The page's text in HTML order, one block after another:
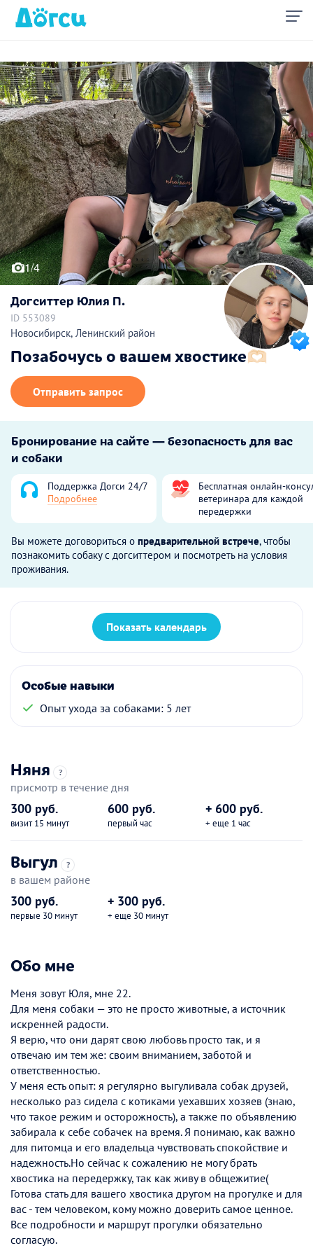
1/4
Догситтер Юлия П.
ID 553089
Новосибирск, Ленинский район
Позабочусь о вашем хвостике🫶🏻
Отправить запрос
Бронирование на сайте — безопасность для вас
и собаки
Поддержка Догси 24/7
Подробнее
Бесплатная онлайн-
ветеринара для каждой
передержки
Вы можете договориться о предварительной встрече, чтобы
познакомить собаку с догситтером и посмотреть на условия
проживания.
Показать календарь
Особые навыки
Опыт ухода за собаками: 5 лет
Няня ?
присмотр в течение дня
300 руб.
визит 15 минут
600 руб.
первый час
+ 600 руб.
+ еще 1 час
Выгул ?
в вашем районе
300 руб.
первые 30 минут
+ 300 руб.
+ еще 30 минут
Обо мне
Меня зовут Юля, мне 22.
Для меня собаки — это не просто животные, а источник
искренней радости.
Я верю, что они дарят свою любовь просто так, и я
отвечаю им тем же: своим вниманием, заботой и
ответственностью.
У меня есть опыт: я регулярно выгуливала собак друзей,
несколько раз сидела с котиками уехавших хозяев (знаю,
что такое режим и осторожность), а также по объявлению
забирала к себе собачек на время. Я понимаю, как важно
для питомца и его владельца чувствовать спокойствие и
надежность.Но сейчас к сожалению не могу брать
хвостика на передержку, так как живу в общежитие(
Готова стать для вашего хвостика другом на прогулке и для
вас - тем человеком, кому можно доверить самое ценное.
Все подробности и маршрут прогулки обязательно
согласую.